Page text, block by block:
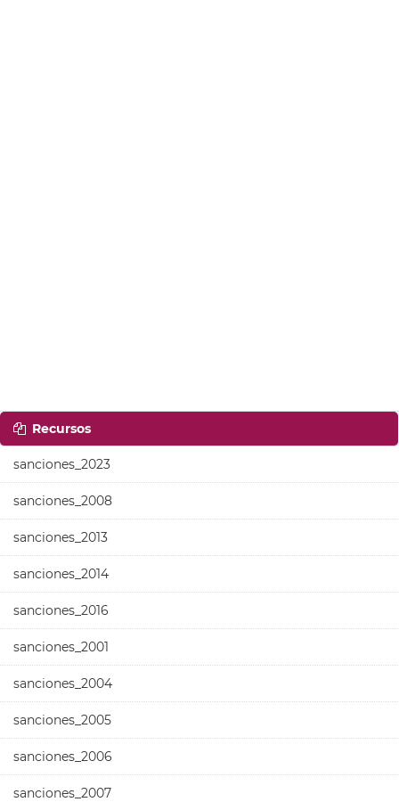
Recursos
sanciones_2023
sanciones_2008
sanciones_2013
sanciones_2014
sanciones_2016
sanciones_2001
sanciones_2004
sanciones_2005
sanciones_2006
sanciones_2007